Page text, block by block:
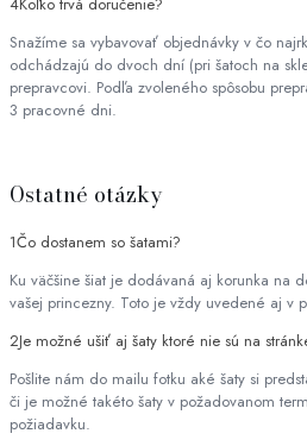
Snažíme sa vybavovať objednávky v čo
odchádzajú do dvoch dní (pri šatoch na
prepravcovi. Podľa zvoleného spôsobu
3 pracovné dni.
Ostatné otázky
1Čo dostanem so šatami?
Ku väčšine šiat je dodávaná aj korunka na
vašej princezny. Toto je vždy uvedené aj v
2Je možné ušiť aj šaty ktoré nie sú na
Pošlite nám do mailu fotku aké šaty si
či je možné takéto šaty v požadovanom
požiadavku.